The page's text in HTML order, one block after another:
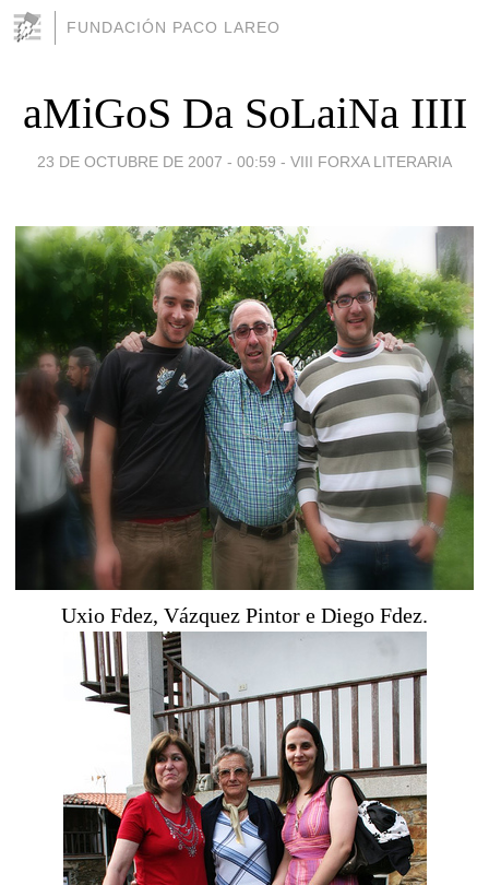
FUNDACIÓN PACO LAREO
aMiGoS Da SoLaiNa IIII
23 DE OCTUBRE DE 2007 - 00:59 - VIII FORXA LITERARIA
Uxio Fdez, Vázquez Pintor e Diego Fdez.